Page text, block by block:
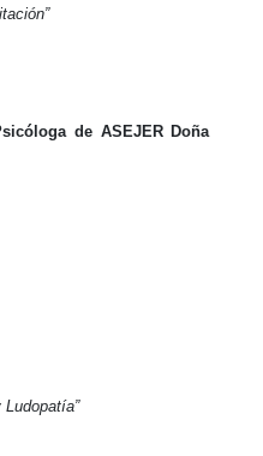
de ASEJER Doña